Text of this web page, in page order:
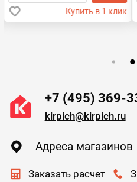
Купить в 1 клик
+7 (495) 369-
kirpich@kirpich.ru
Адреса магазинов
Заказать расчет